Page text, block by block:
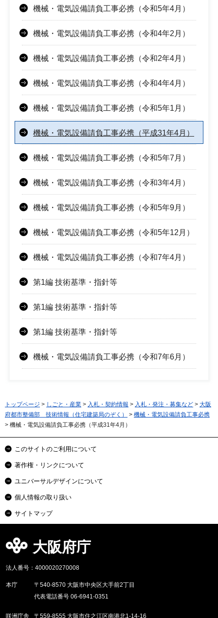
機械・電気設備請負工事必携（令和5年4月）
機械・電気設備請負工事必携（令和4年2月）
機械・電気設備請負工事必携（令和2年4月）
機械・電気設備請負工事必携（令和4年4月）
機械・電気設備請負工事必携（令和5年1月）
機械・電気設備請負工事必携（平成31年4月）
機械・電気設備請負工事必携（令和5年7月）
機械・電気設備請負工事必携（令和3年4月）
機械・電気設備請負工事必携（令和5年9月）
機械・電気設備請負工事必携（令和5年12月）
機械・電気設備請負工事必携（令和7年4月）
第1編 技術基準・指針等
第1編 技術基準・指針等
第1編 技術基準・指針等
機械・電気設備請負工事必携（令和7年6月）
トップページ > しごと・産業 > 入札・契約情報 > 入札・発注・募集など > 大阪
府都市整備部 技術情報（住宅建築局のぞく）
> 機械・電気設備請負工事必携
> 機械・電気設備請負工事必携（平成31年4月）
このサイトのご利用について
著作権・リンクについて
ユニバーサルデザインについて
個人情報の取り扱い
サイトマップ
大阪府庁
法人番号：4000020270008
本庁
〒540-8570 大阪市中央区大手前2丁目
代表電話番号 06-6941-0351
咲洲庁舎 〒559-8555 大阪市住之江区南港北1-14-16